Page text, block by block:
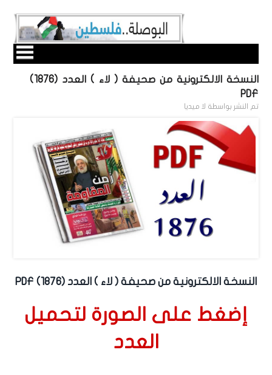
النسخة الالكترونية من صحيفة ( لاء ) العدد (1876)
PDF
تم النشر بواسطة لا ميديا
النسخة الالكترونية من صحيفة ( لاء ) العدد (1876) PDF
إضغط على الصورة لتحميل
العدد